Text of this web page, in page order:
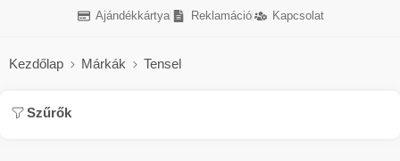
Ajándékkártya Reklamáció Kapcsolat
Kezdőlap Márkák Tensel
Szűrők